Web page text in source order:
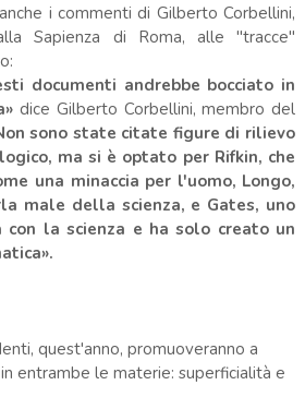
i commenti di Gilberto Corbellini,
Sapienza di Roma, alle "tracce"
documenti andrebbe bocciato in
dice Gilberto Corbellini, membro del
sono state citate figure di rilievo
ma si è optato per Rifkin, che
una minaccia per l'uomo, Longo,
male della scienza, e Gates, uno
la scienza e ha solo creato un
quest'anno, promuoveranno a
entrambe le materie: superficialità e